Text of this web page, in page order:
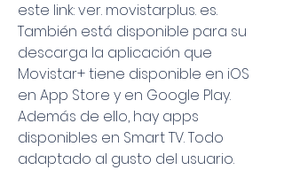
este link: ver. movistarplus. es.
También está disponible para su
descarga la aplicación que
Movistar+ tiene disponible en iOS
en App Store y en Google Play.
Además de ello, hay apps
disponibles en Smart TV. Todo
adaptado al gusto del usuario.